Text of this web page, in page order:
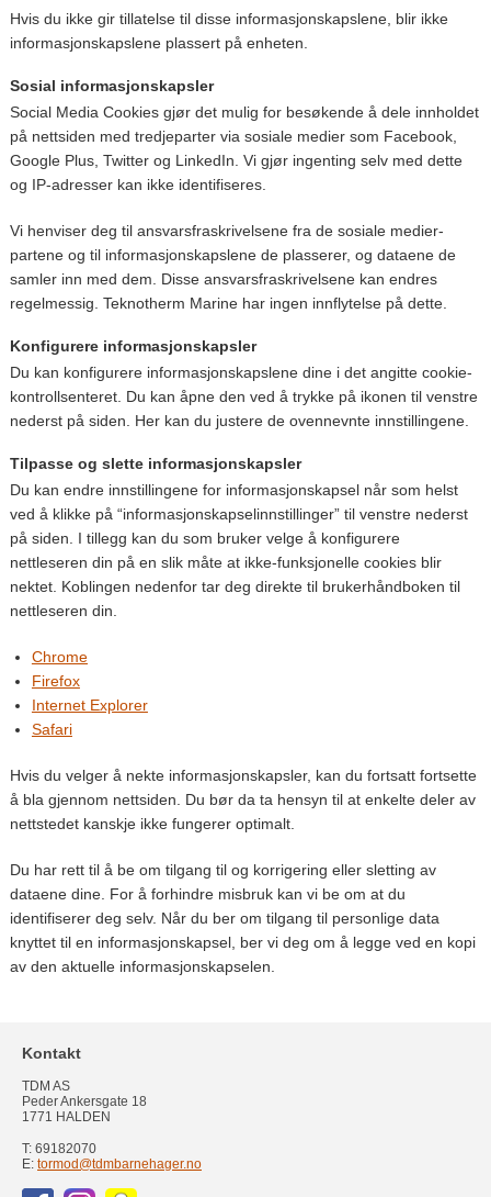
Hvis du ikke gir tillatelse til disse informasjonskapslene, blir ikke
informasjonskapslene plassert på enheten.
Sosial informasjonskapsler
Social Media Cookies gjør det mulig for besøkende å dele innholdet
på nettsiden med tredjeparter via sosiale medier som Facebook,
Google Plus, Twitter og LinkedIn. Vi gjør ingenting selv med dette
og IP-adresser kan ikke identifiseres.
Vi henviser deg til ansvarsfraskrivelsene fra de sosiale medier-
partene og til informasjonskapslene de plasserer, og dataene de
samler inn med dem. Disse ansvarsfraskrivelsene kan endres
regelmessig. Teknotherm Marine har ingen innflytelse på dette.
Konfigurere informasjonskapsler
Du kan konfigurere informasjonskapslene dine i det angitte cookie-
kontrollsenteret. Du kan åpne den ved å trykke på ikonen til venstre
nederst på siden. Her kan du justere de ovennevnte innstillingene.
Tilpasse og slette informasjonskapsler
Du kan endre innstillingene for informasjonskapsel når som helst
ved å klikke på “informasjonskapselinnstillinger” til venstre nederst
på siden. I tillegg kan du som bruker velge å konfigurere
nettleseren din på en slik måte at ikke-funksjonelle cookies blir
nektet. Koblingen nedenfor tar deg direkte til brukerhåndboken til
nettleseren din.
Chrome
Firefox
Internet Explorer
Safari
Hvis du velger å nekte informasjonskapsler, kan du fortsatt fortsette
å bla gjennom nettsiden. Du bør da ta hensyn til at enkelte deler av
nettstedet kanskje ikke fungerer optimalt.
Du har rett til å be om tilgang til og korrigering eller sletting av
dataene dine. For å forhindre misbruk kan vi be om at du
identifiserer deg selv. Når du ber om tilgang til personlige data
knyttet til en informasjonskapsel, ber vi deg om å legge ved en kopi
av den aktuelle informasjonskapselen.
Kontakt
TDM AS
Peder Ankersgate 18
1771 HALDEN
T: 69182070
E: tormod@tdmbarnehager.no